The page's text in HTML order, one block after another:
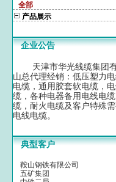
全部
产品展示
企业公告
天津市华光线缆集团有
山总代理经销：低压塑力
电缆，通用胶套软电缆，
缆，各种电器备用电线电
缆，耐火电缆及客户特殊
电线电缆。
典型客户
鞍山钢铁有限公司
五矿集团